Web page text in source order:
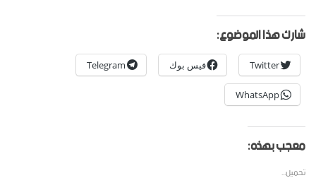
شارك هذا الموضوع:
Twitter فيس بوك Telegram
WhatsApp
معجب بهذه:
تحميل...